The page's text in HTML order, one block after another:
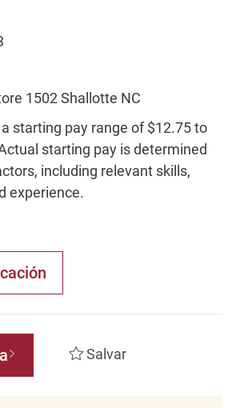
1502 Shallotte NC
starting pay range of $12.75 to
starting pay is determined
including relevant skills,
experience.
Salvar